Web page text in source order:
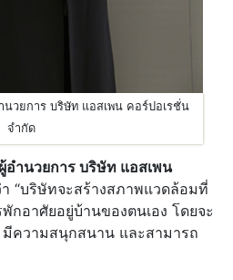
วยการ บริษัท แอสเพน คอร์ปอเรชั่น
จำกัด
ำนวยการ บริษัท แอสเพน
“บริษัทจะสร้างสภาพแวดล้อมที่
อาศัยอยู่บ้านของตนเอง โดยจะ
ความสนุกสนาน และสามารถ